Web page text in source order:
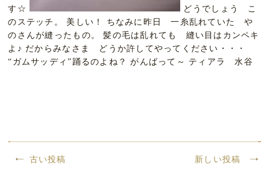
す☆
どうでしょう こ
のステッチ。 美しい！ ちなみに昨日 一糸乱れていた や
のさんが縫ったもの。 髪の毛は乱れても 縫い目はカンペキ
よ♪ だからみなさま どうか許してやってください・・・
“ガムサッディ”踊るのよね？ がんばって～ ティアラ 水谷
古い投稿 新しい投稿